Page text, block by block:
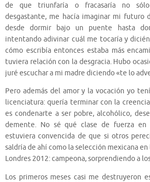
de que triunfaría o fracasaría no
desgastante, me hacía imaginar mi futuro
desde dormir bajo un puente hasta
intentando adivinar cuál me tocaría y
cómo escribía entonces estaba más
tuviera relación con la desgracia. Hubo
juré escuchar a mi madre diciendo «te lo
Pero además del amor y la vocación yo
licenciatura: quería terminar con la
es condenarte a ser pobre, alcohólico,
demente. No sé qué clase de fuerza
estuviera convencida de que si otros
saldría de ahí como la selección mexicana
Londres 2012: campeona, sorprendiendo a
Los primeros meses casi me destruyeron